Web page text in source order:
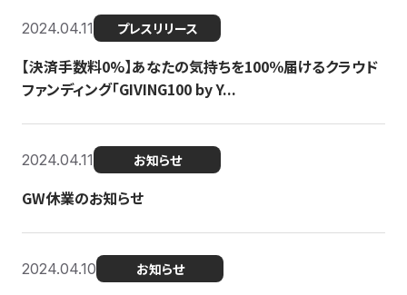
2024.04.11 プレスリリース
【決済手数料0%】あなたの気持ちを100％届けるクラウド
ファンディング「GIVING100 by Y...
2024.04.11 お知らせ
GW休業のお知らせ
2024.04.10 お知らせ